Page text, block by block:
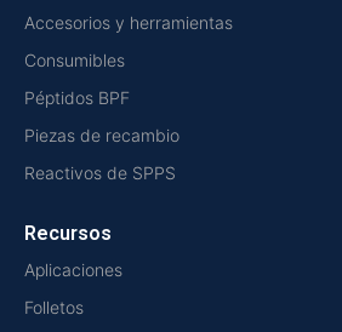
Accesorios y herramientas
Consumibles
Péptidos BPF
Piezas de recambio
Reactivos de SPPS
Recursos
Aplicaciones
Folletos